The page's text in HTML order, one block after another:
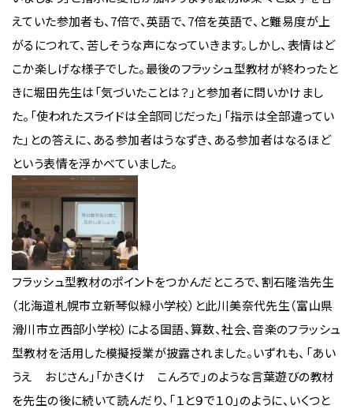
えていた参加者も、7倍で、英語で、7倍を英語で、と難易度が上
がるにつれて、苦しそうな声になっていきます。しかし、表情はど
こか楽しげな様子でした。最後のフラッシュ型教材が終わったと
きに堀田先生は「気づいたことは？」と参加者に問いかけまし
た。「使われたスライドは全部同じだった」「指示は全部違ってい
た」との答えに、ある参加者はうなずき、ある参加者はなるほど
という表情を浮かべていました。
フラッシュ型教材のポイントをつかんだところで、割石隆浩先生
（北海道札幌市立新琴似緑小学校）と此川美奈代先生（富山県
滑川市立西部小学校）による国語、算数、社会、音楽のフラッシュ
型教材を活用した模擬授業が披露されました。いずれも、「あい
うえ おじさん」「かきくけ こんろで」のような言葉遊びの教材
を先生の後に続いて読んだり、「１と９で１０」のように、いくつと